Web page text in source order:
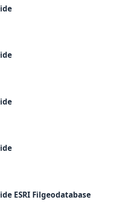
ESRI Filgeodatabase